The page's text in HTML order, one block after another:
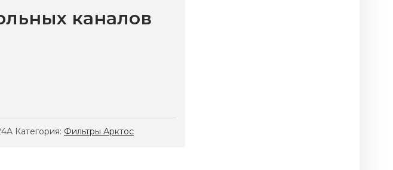
каналов
Категория: Фильтры Арктос